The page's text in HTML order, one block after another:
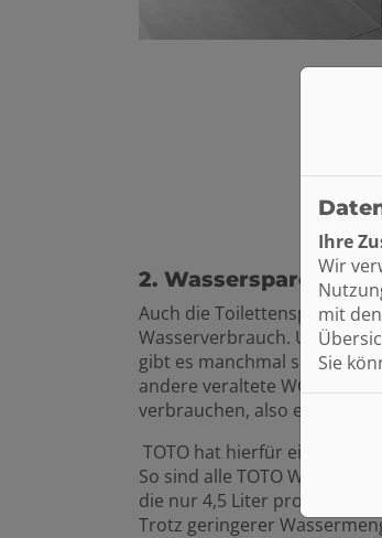
2. Wassersparende
Auch die Toilettenspülung
Wasserverbrauch. Und der
gibt es manchmal sogar
andere veraltete WCs, die
verbrauchen, also eine
TOTO hat hierfür eine
So sind alle TOTO WCs mit
die nur 4,5 Liter pro
Trotz geringerer
Ihre
Wir
mit
Sie